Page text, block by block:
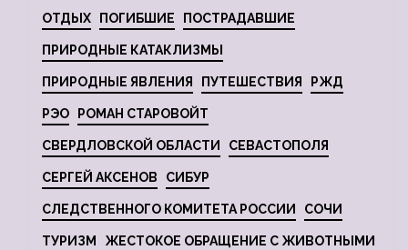
ОТДЫХ ПОГИБШИЕ ПОСТРАДАВШИЕ
ПРИРОДНЫЕ КАТАКЛИЗМЫ
ПРИРОДНЫЕ ЯВЛЕНИЯ ПУТЕШЕСТВИЯ РЖД
РЭО РОМАН СТАРОВОЙТ
СВЕРДЛОВСКОЙ ОБЛАСТИ СЕВАСТОПОЛЯ
СЕРГЕЙ АКСЕНОВ СИБУР
СЛЕДСТВЕННОГО КОМИТЕТА РОССИИ СОЧИ
ТУРИЗМ ЖЕСТОКОЕ ОБРАЩЕНИЕ С ЖИВОТНЫМИ